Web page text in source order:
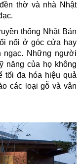
thờ và nhà Nhật
thống Nhật Bản
nối ở góc cửa hay
ngạc. Những người
năng của họ không
tối đa hóa hiệu quả
các loại gỗ và vân